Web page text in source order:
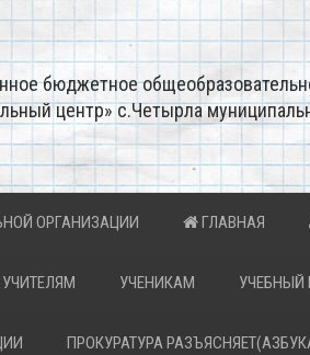
бюджетное
центр» с.Четырла
ОРГАНИЗАЦИИ ГЛАВНАЯ
УЧИТЕЛЯМ УЧЕНИКАМ УЧЕБНЫЙ
ПРОКУРАТУРА